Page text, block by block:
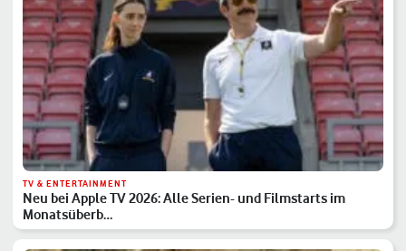
TV & ENTERTAINMENT
Neu bei Apple TV 2026: Alle Serien- und Filmstarts im
Monatsüberb…